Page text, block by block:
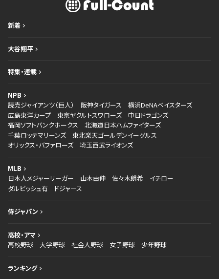
新着
大谷翔平
特集・連載
NPB
読売ジャイアンツ（巨人）
阪神タイガース
横浜DeNAベイスターズ
広島東洋カープ
東京ヤクルトスワローズ
中日ドラゴンズ
福岡ソフトバンクホークス
北海道日本ハムファイターズ
千葉ロッテマリーンズ
東北楽天ゴールデンイーグルス
オリックス・バファローズ
埼玉西武ライオンズ
MLB
日本人メジャーリーガー
山本由伸 佐々木朗希
イチロー
ダルビッシュ有
ドジャース
侍ジャパン
高校・アマ
高校野球
大学野球 社会人野球 女子野球 少年野球
ランキング